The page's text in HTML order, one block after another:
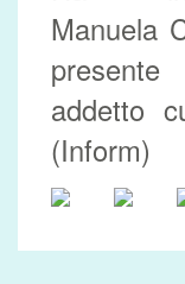
Manuela
addetto
(Inform)